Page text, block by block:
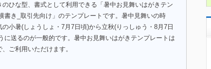
ひな型、書式として利用できる「暑中お見舞いはがきテン
書き_取引先向け」のテンプレートです。暑中見舞いの時
小暑(しょうしょ・7月7日頃)から立秋(りっしゅう・8月7日
に送るのが一般的です。暑中お見舞いはがきテンプレートは
ご利用いただけます。